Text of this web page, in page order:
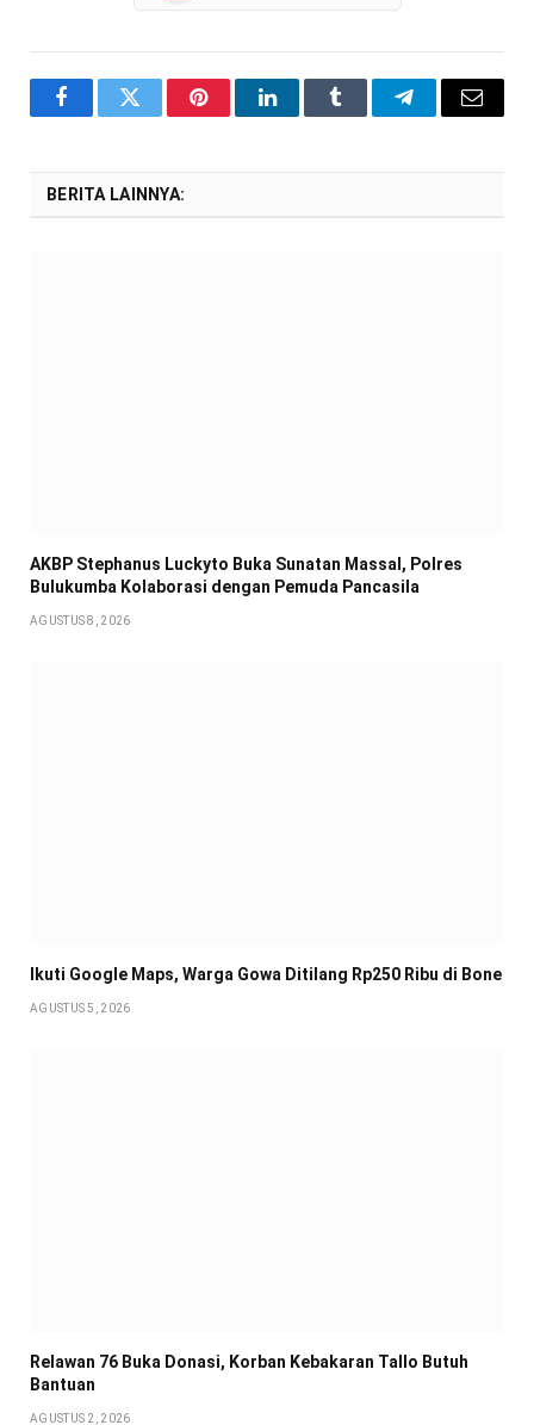
FacebookTwitter PinterestLinkedInTumblr TelegramEmail
BERITA LAINNYA:
AKBP Stephanus Luckyto Buka Sunatan Massal, Polres
Bulukumba Kolaborasi dengan Pemuda Pancasila
AGUSTUS 8, 2026
Ikuti Google Maps, Warga Gowa Ditilang Rp250 Ribu di Bone
AGUSTUS 5, 2026
Relawan 76 Buka Donasi, Korban Kebakaran Tallo Butuh
Bantuan
AGUSTUS 2, 2026